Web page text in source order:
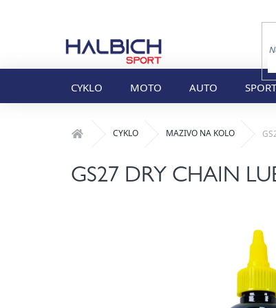
CYKLO MOTO AUTO
Domů CYKLO MAZIVO NA KOLO
GS27 DRY CHAIN